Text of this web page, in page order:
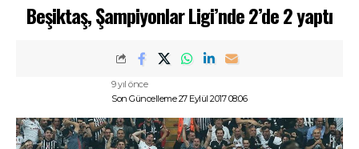
Beşiktaş, Şampiyonlar Ligi’nde 2’de 2 yaptı
Son Güncelleme 27 Eylül 2017 08:06
9 yıl önce